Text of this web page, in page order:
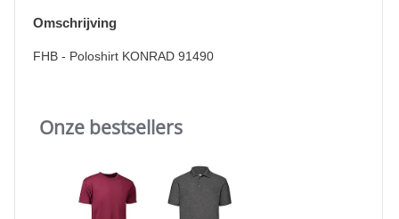
Omschrijving
FHB - Poloshirt KONRAD 91490
Slideshow
Onze bestsellers